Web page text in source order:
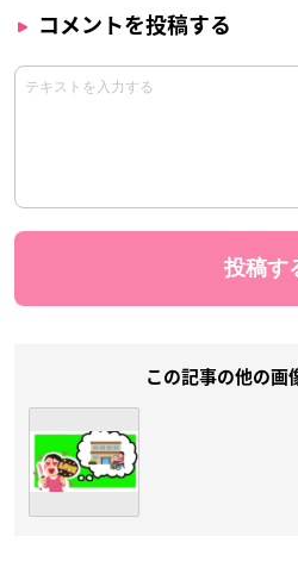
コメントを投稿する
この記事の他の画